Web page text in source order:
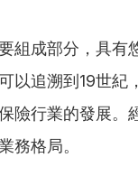
組成部分，具有
以追溯到19世紀
險行業的發展。
務格局。